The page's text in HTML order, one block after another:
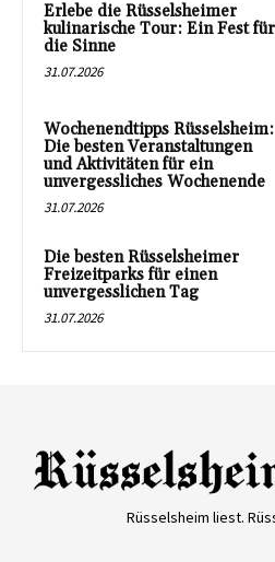
Erlebe die Rüsselsheimer
kulinarische Tour: Ein Fest für
die Sinne
31.07.2026
Wochenendtipps Rüsselsheim:
Die besten Veranstaltungen
und Aktivitäten für ein
unvergessliches Wochenende
31.07.2026
Die besten Rüsselsheimer
Freizeitparks für einen
unvergesslichen Tag
31.07.2026
Rüsselsheim liest.